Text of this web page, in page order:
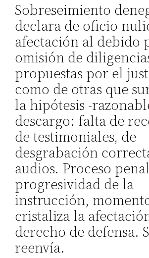
Sobreseimiento
declara de oficio
afectación al debido
omisión de
propuestas por el
como de otras que
la hipótesis -
descargo: falta de
de testimoniales, de
desgrabación
audios. Proceso penal
progresividad de la
instrucción,
cristaliza la
derecho de defensa.
reenvía.